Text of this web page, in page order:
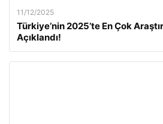
11/12/2025
Türkiye’nin 2025’te En Çok
Açıklandı!